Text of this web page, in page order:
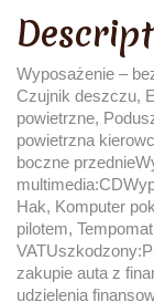
Wyposażenie –
Czujnik deszczu,
powietrzne,
powietrzna
boczne
Hak, Komputer
pilotem,
zakupie auta z
udzielenia